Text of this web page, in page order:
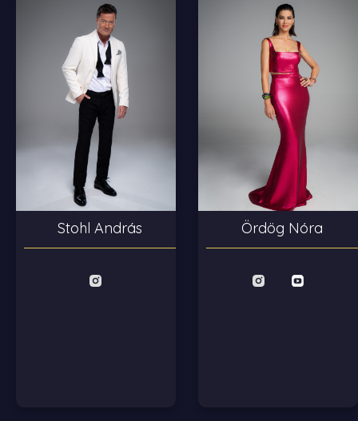
Stohl András Ördög Nóra